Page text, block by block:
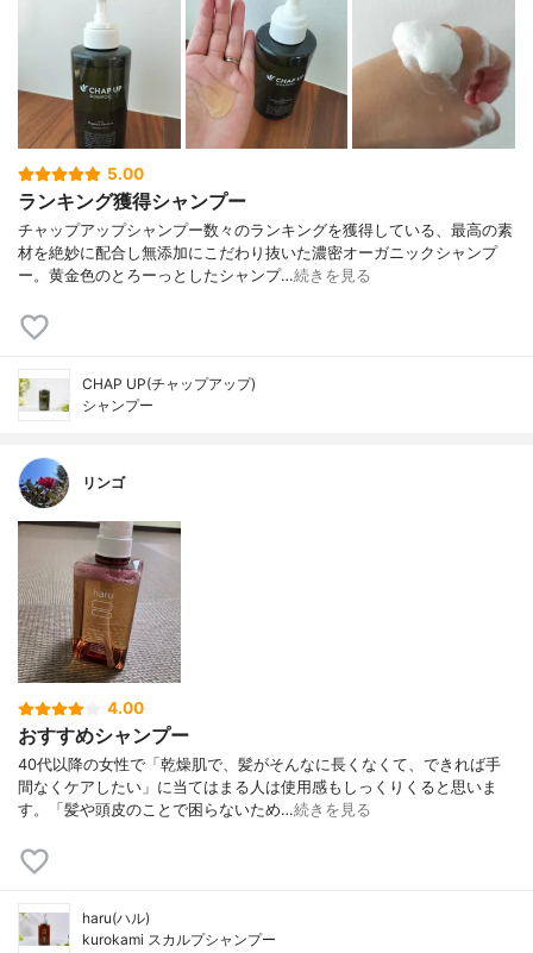
5.00
ランキング獲得シャンプー
チャップアップシャンプー数々のランキングを獲得している、最高の素
材を絶妙に配合し無添加にこだわり抜いた濃密オーガニックシャンプ
ー。黄金色のとろーっとしたシャンプ…続きを見る
CHAP UP(チャップアップ)
シャンプー
リンゴ
4.00
おすすめシャンプー
40代以降の女性で「乾燥肌で、髪がそんなに長くなくて、できれば手
間なくケアしたい」に当てはまる人は使用感もしっくりくると思いま
す。「髪や頭皮のことで困らないため…続きを見る
haru(ハル)
kurokami スカルプシャンプー